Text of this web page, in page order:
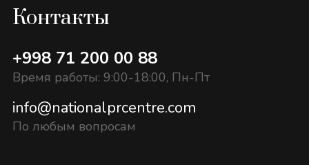
Контакты
+998 71 200 00 88
Время работы: 9:00-18:00, Пн-Пт
info@nationalprcentre.com
По любым вопросам